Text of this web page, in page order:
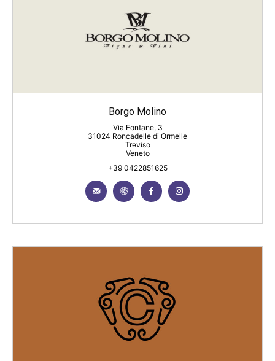
Borgo Molino
Via Fontane, 3
31024 Roncadelle di Ormelle
Treviso
Veneto
+39 0422851625